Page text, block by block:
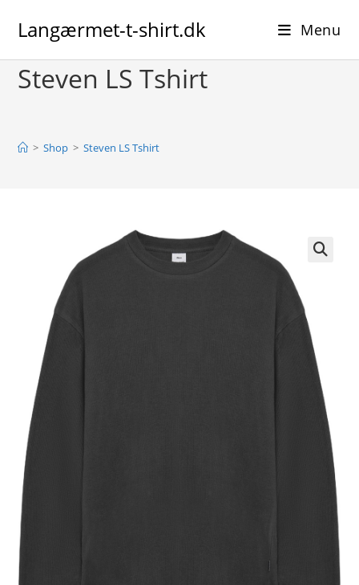
Langærmet-t-shirt.dk Menu
Steven LS Tshirt
> Shop > Steven LS Tshirt